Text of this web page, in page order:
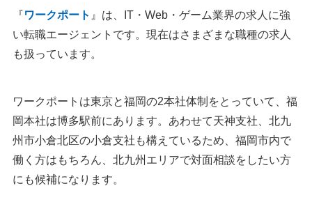
『ワークポート 』は、IT・Web・ゲーム業界の求人に強
い転職エージェントです。現在はさまざまな職種の求人
も扱っています。
ワークポートは東京と福岡の2本社体制をとっていて、福
岡本社は博多駅前にあります。あわせて天神支社、北九
州市小倉北区の小倉支社も構えているため、福岡市内で
働く方はもちろん、北九州エリアで対面相談をしたい方
にも候補になります。